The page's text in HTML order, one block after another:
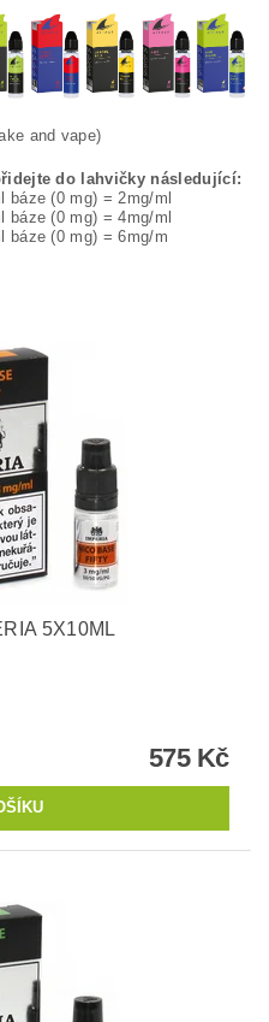
and vape)
do lahvičky následující:
báze (0 mg) = 2mg/ml
báze (0 mg) = 4mg/ml
báze (0 mg) = 6mg/m
5X10ML
575 Kč